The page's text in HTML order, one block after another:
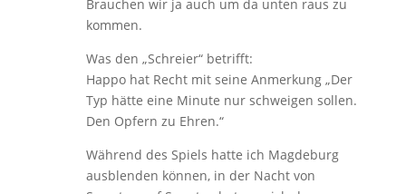
Brauchen wir ja auch um da unten raus zu
kommen.
Was den „Schreier“ betrifft:
Happo hat Recht mit seine Anmerkung „Der
Typ hätte eine Minute nur schweigen sollen.
Den Opfern zu Ehren.“
Während des Spiels hatte ich Magdeburg
ausblenden können, in der Nacht von